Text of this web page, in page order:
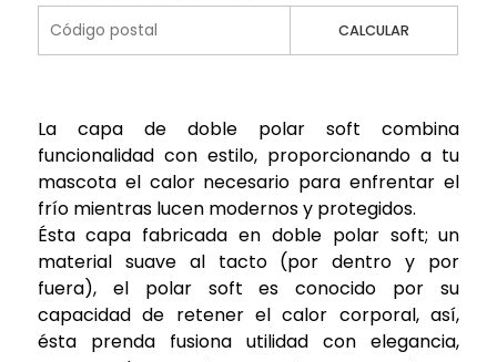
CALCULAR
La capa de doble polar soft combina
funcionalidad con estilo, proporcionando a tu
mascota el calor necesario para enfrentar el
frío mientras lucen modernos y protegidos.
Ésta capa fabricada en doble polar soft; un
material suave al tacto (por dentro y por
fuera), el polar soft es conocido por su
capacidad de retener el calor corporal, así,
ésta prenda fusiona utilidad con elegancia,